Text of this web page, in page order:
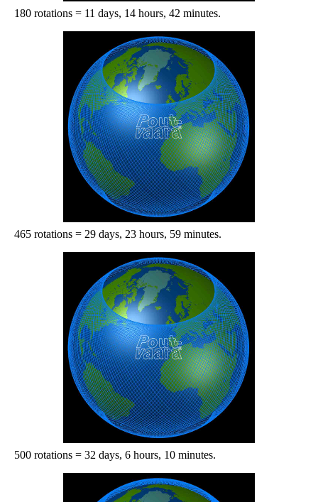
180 rotations = 11 days, 14 hours, 42 minutes.
465 rotations = 29 days, 23 hours, 59 minutes.
500 rotations = 32 days, 6 hours, 10 minutes.